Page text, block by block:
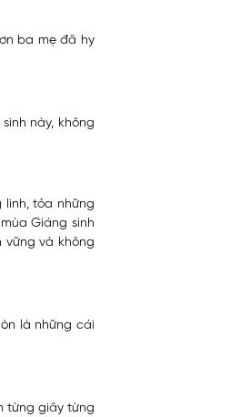
ba mẹ đã hy
này, không
linh, tỏa những
Giáng sinh
vững và không
là những cái
từng giây từng